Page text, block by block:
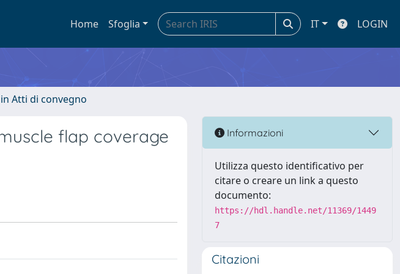
Home Sfoglia IT LOGIN
Atti di convegno
flap coverage
Informazioni
Utilizza questo identificativo per
citare o creare un link a questo
documento:
https://hdl.handle.net/11369/1449
7
Citazioni